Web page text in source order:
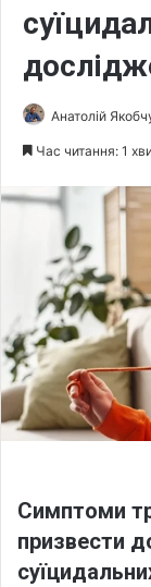
Анатолій
Час читання: 1
Симптоми
призвести